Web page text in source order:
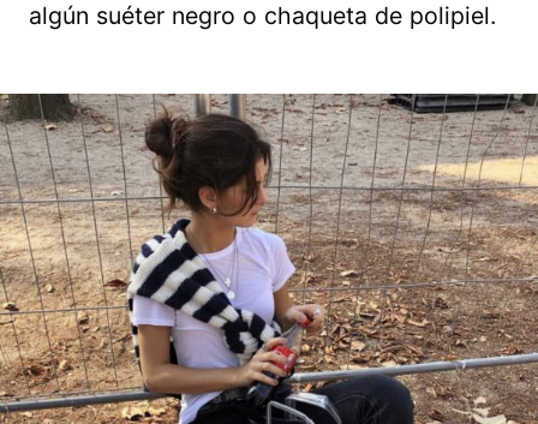
algún suéter negro o chaqueta de polipiel.